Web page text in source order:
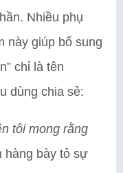
Nhiều phụ
này giúp bổ sung
chỉ là tên
dùng chia sẻ:
tôi mong rằng
hàng bày tỏ sự